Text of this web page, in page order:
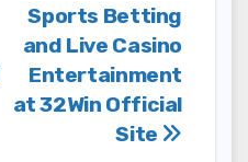
Sports Betting
and Live Casino
Entertainment
at 32Win Official
Site